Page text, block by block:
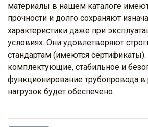
материалы в нашем каталоге
прочности и долго сохраняют
характеристики даже при
условиях. Они удовлетворяют
стандартам (имеются сертификаты).
комплектующие, стабильное и
функционирование трубопровода
нагрузок будет обеспечено.